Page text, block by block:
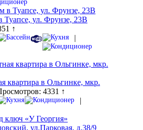
Туапсе, ул. Фрунзе, 23В
↑
|
квартира в Ольгинке, мкр.
4331 ↑
|